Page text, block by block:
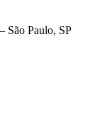
São Paulo, SP